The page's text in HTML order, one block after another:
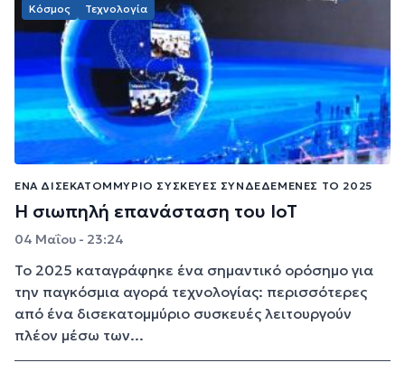
Κόσμος Τεχνολογία
ΈΝΑ ΔΙΣΕΚΑΤΟΜΜΎΡΙΟ ΣΥΣΚΕΥΈΣ ΣΥΝΔΕΔΕΜΈΝΕΣ ΤΟ 2025
Η σιωπηλή επανάσταση του IoT
04 Μαΐου - 23:24
Το 2025 καταγράφηκε ένα σημαντικό ορόσημο για
την παγκόσμια αγορά τεχνολογίας: περισσότερες
από ένα δισεκατομμύριο συσκευές λειτουργούν
πλέον μέσω των...